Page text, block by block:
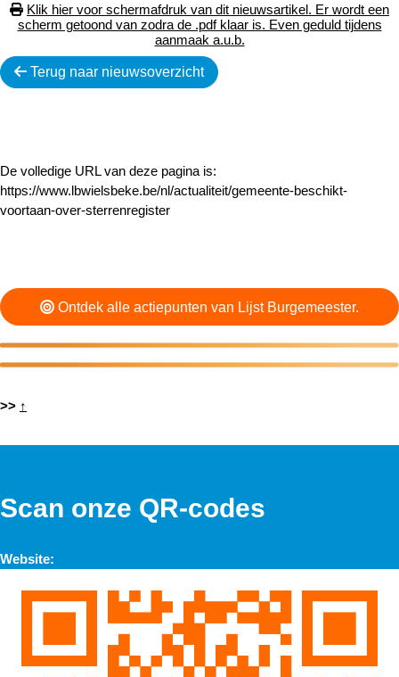
Klik hier voor schermafdruk van dit nieuwsartikel. Er wordt een
scherm getoond van zodra de .pdf klaar is. Even geduld tijdens
aanmaak a.u.b.
Terug naar nieuwsoverzicht
De volledige URL van deze pagina is:
https://www.lbwielsbeke.be/nl/actualiteit/gemeente-beschikt-
voortaan-over-sterrenregister
Ontdek alle actiepunten van Lijst Burgemeester.
>> ↑
Scan onze QR-codes
Website: